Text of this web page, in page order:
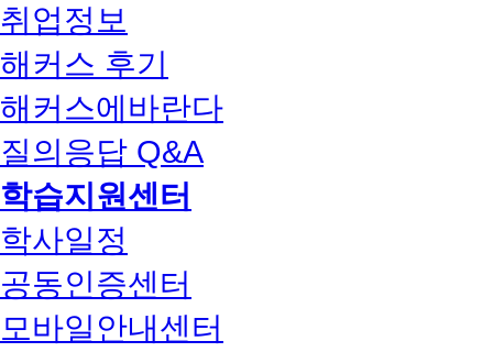
취업정보
해커스 후기
해커스에바란다
질의응답 Q&A
학습지원센터
학사일정
공동인증센터
모바일안내센터